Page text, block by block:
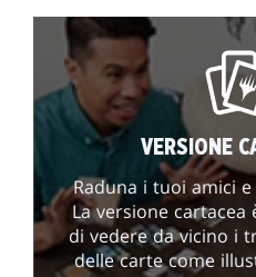
VERSIONE
Raduna i tuoi amici
La versione cartacea
di vedere da vicino i
delle carte come